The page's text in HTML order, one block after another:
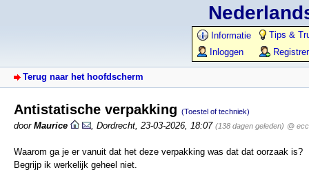
Informatie
Tips &
Inloggen
Terug naar het hoofdscherm
Antistatische verpakking (Toestel of techniek)
door Maurice Dordrecht 23-03-2026, 18:07 (138 dagen geleden) @
Waarom ga je er vanuit dat het deze verpakking was dat dat oorzaak is?
Begrijp ik werkelijk geheel niet.